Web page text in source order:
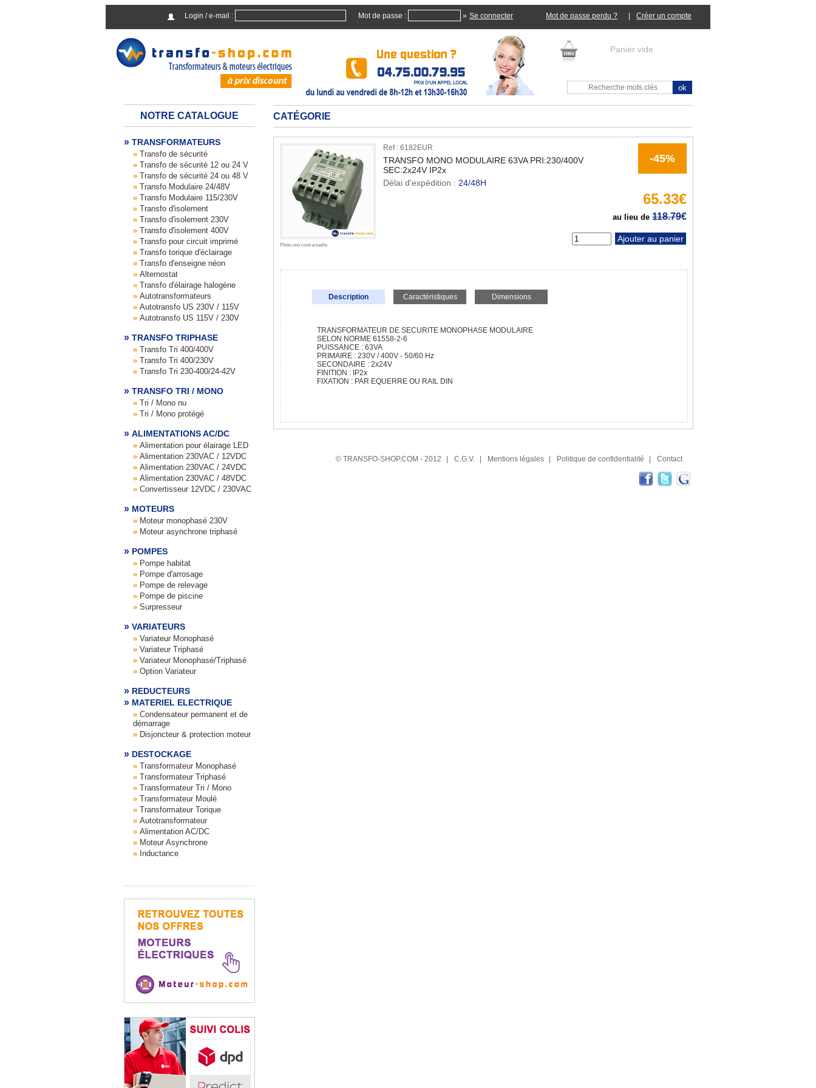
Login / e-mail : Mot de passe : » Mot de passe perdu ?
Panier vide
NOTRE CATALOGUE
TRANSFORMATEURS
Transfo de sécurité
Transfo de sécurité 12 ou 24 V
Transfo de sécurité 24 ou 48 V
Transfo Modulaire 24/48V
Transfo Modulaire 115/230V
Transfo d'isolement
Transfo d'isolement 230V
Transfo d'isolement 400V
Transfo pour circuit imprimé
Transfo torique d'éclairage
Transfo d'enseigne néon
Alternostat
Transfo d'élairage halogène
Autotransformateurs
Autotransfo US 230V / 115V
Autotransfo US 115V / 230V
TRANSFO TRIPHASE
Transfo Tri 400/400V
Transfo Tri 400/230V
Transfo Tri 230-400/24-42V
TRANSFO TRI / MONO
Tri / Mono nu
Tri / Mono protégé
ALIMENTATIONS AC/DC
Alimentation pour élairage LED
Alimentation 230VAC / 12VDC
Alimentation 230VAC / 24VDC
Alimentation 230VAC / 48VDC
Convertisseur 12VDC / 230VAC
MOTEURS
Moteur monophasé 230V
Moteur asynchrone triphasé
POMPES
Pompe habitat
Pompe d'arrosage
Pompe de relevage
Pompe de piscine
Surpresseur
VARIATEURS
Variateur Monophasé
Variateur Triphasé
Variateur Monophasé/Triphasé
Option Variateur
REDUCTEURS
MATERIEL ELECTRIQUE
Condensateur permanent et de
démarrage
Disjoncteur & protection moteur
DESTOCKAGE
Transformateur Monophasé
Transformateur Triphasé
Transformateur Tri / Mono
Transformateur Moulé
Transformateur Torique
Autotransformateur
Alimentation AC/DC
Moteur Asynchrone
Inductance
CATÉGORIE
Photo non contractuelle
Ref : 6182EUR
TRANSFO MONO MODULAIRE 63VA PRI:230/400V
SEC:2x24V IP2x
Délai d'expédition : 24/48H
-45%
65.33€
au lieu de 118.79€
Description Caractéristiques Dimensions
TRANSFORMATEUR DE SECURITE MONOPHASE MODULAIRE
SELON NORME 61558-2-6
PUISSANCE : 63VA
PRIMAIRE : 230V / 400V - 50/60 Hz
SECONDAIRE : 2x24V
FINITION : IP2x
FIXATION : PAR EQUERRE OU RAIL DIN
© TRANSFO-SHOP.COM - 2012 C.G.V. Mentions légales Politique de confidentialité Contact